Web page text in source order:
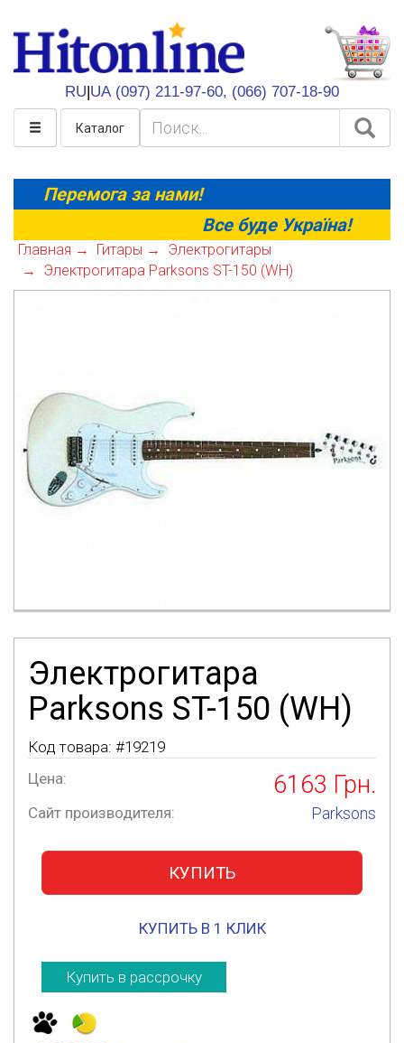
RU|UA (097) 211-97-60, (066) 707-18-90
HitOnline
Каталог
Перемога за нами!
Все буде Україна!
Главная Гитары
Электрогитары
Электрогитара Parksons ST-150 (WH)
Электрогитара
Parksons ST-150 (WH)
Код товара: #19219
Цена:
6163 Грн.
Сайт производителя: Parksons
КУПИТЬ
КУПИТЬ В 1 КЛИК
Купить в рассрочку